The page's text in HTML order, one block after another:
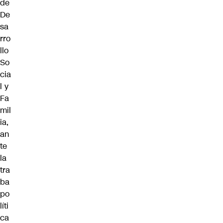
de
De
sa
rro
llo
So
cia
l y
Fa
mil
ia,
an
te
la
tra
ba
po
líti
ca